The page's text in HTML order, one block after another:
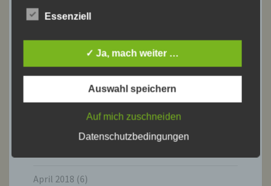
Oktober 2018(1)
September 2018
August 2018(10)
Juli 2018(5)
April 2018 (6)
Verbreitung oder eine andere Form der
Verknüpfung, die Einschränkung, das
Löschen oder die Vernichtung.
d) Einschränkung der Verarbeitung
Einschränkung der Verarbeitung ist die
personenbezogener Daten mit dem Ziel, ihre
Essenziell
✓ Ja, mach weiter …
Auswahl speichern
Auf mich zuschneiden
Datenschutzbedingungen